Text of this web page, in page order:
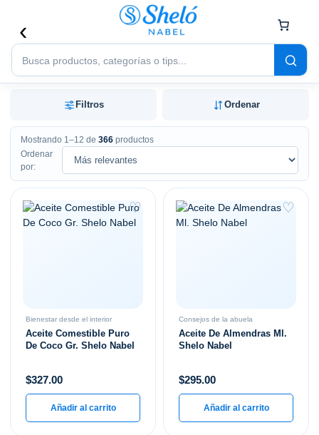
Buscar
productos
Filtros Ordenar
Mostrando 1–12 de 366 productos
Ordenar
por:
♡
Bienestar desde el interior
Aceite Comestible Puro
De Coco Gr. Shelo Nabel
$327.00
Añadir al carrito
♡
Consejos de la abuela
Aceite De Almendras Ml.
Shelo Nabel
$295.00
Añadir al carrito